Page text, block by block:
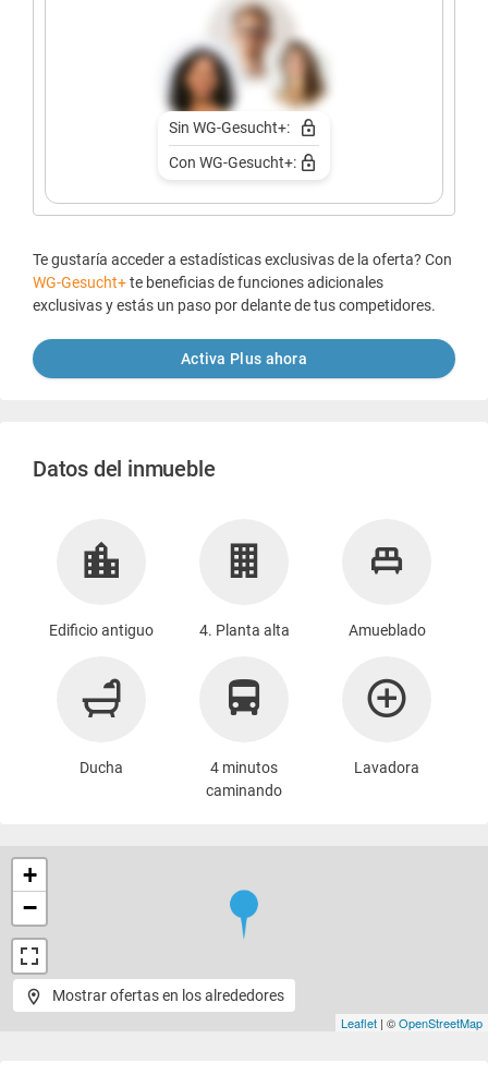
Sin WG-Gesucht+:
Con WG-Gesucht+:
Te gustaría acceder a estadísticas exclusivas de la oferta? Con
WG-Gesucht+te beneficias de funciones adicionales
exclusivas y estás un paso por delante de tus competidores.
Activa Plus ahora
Datos del inmueble
Edificio antiguo 4. Planta alta Amueblado
Ducha
4 minutos
caminando
Lavadora
+
−
Leaflet | ©OpenStreetMap
Mostrar ofertas en los alrededores